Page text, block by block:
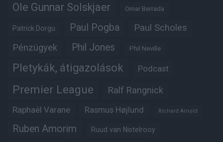
Ole Gunnar Solskjaer Omar Berrada
Patrick Dorgu Paul Pogba Paul Scholes
Pénzügyek Phil Jones Phil Neville
Pletykák, átigazolások Podcast
Premier League Ralf Rangnick
Raphaël Varane Rasmus Højlund Richard Arnold
Ruben Amorim Ruud van Nistelrooy